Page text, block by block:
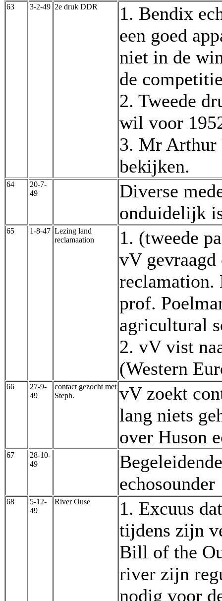
63 3-2-49 2e druk DDR
1. Bendix
een goed
niet in de
de
2. Tweede
wil voor
3. Mr Arthur
bekijken.
64
20-7-
49
Diverse
onduidelijk
65 1-8-47 Lezing land
reclamaation
1. (tweede
vV
reclamation.
prof.
agricultural
2. vV vist
(Western
66
27-9-
49
contact gezocht met
Steph.
vV zoekt
lang niets
over Huson
67
28-10-
49
echosounder
68
5-12-
49
River Ouse
1. Excuus
tijdens zijn
Bill of the
river zijn
nodig voor